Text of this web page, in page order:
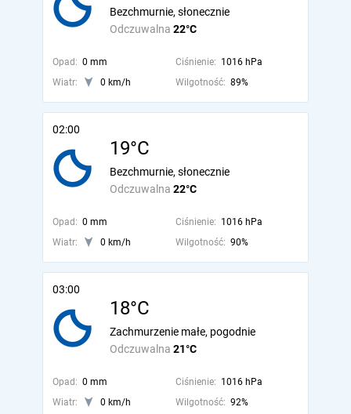
Odczuwalna 22°C
Bezchmurnie, słonecznie
Opad: 0 mm Ciśnienie: 1016 hPa
Wiatr:
0 km/h Wilgotność: 89%
02:00
19°C
Odczuwalna 22°C
Bezchmurnie, słonecznie
Opad: 0 mm Ciśnienie: 1016 hPa
Wiatr:
0 km/h Wilgotność: 90%
03:00
18°C
Odczuwalna 21°C
Zachmurzenie małe, pogodnie
Opad: 0 mm Ciśnienie: 1016 hPa
Wiatr:
0 km/h Wilgotność: 92%